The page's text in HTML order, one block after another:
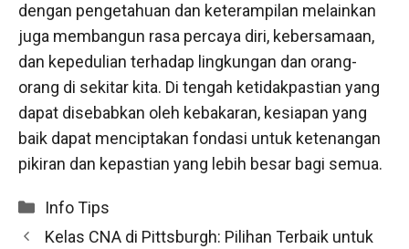
dengan pengetahuan dan keterampilan melainkan
juga membangun rasa percaya diri, kebersamaan,
dan kepedulian terhadap lingkungan dan orang-
orang di sekitar kita. Di tengah ketidakpastian yang
dapat disebabkan oleh kebakaran, kesiapan yang
baik dapat menciptakan fondasi untuk ketenangan
pikiran dan kepastian yang lebih besar bagi semua.
Categories
Info Tips
Kelas CNA di Pittsburgh: Pilihan Terbaik untuk